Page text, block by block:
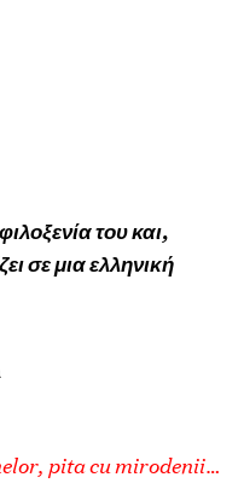
του και,
σε μια ελληνική
pita cu mirodenii…